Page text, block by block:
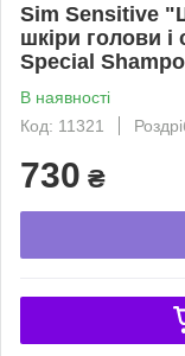
Sim Sensitive
шкіри голови і
Special
В наявності
Код: 11321
730 ₴